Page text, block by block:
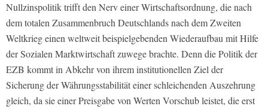
Nullzinspolitik trifft den Nerv einer Wirtschaftsordnung, die nach
dem totalen Zusammenbruch Deutschlands nach dem Zweiten
Weltkrieg einen weltweit beispielgebenden Wiederaufbau mit Hilfe
der Sozialen Marktwirtschaft zuwege brachte. Denn die Politik der
EZB kommt in Abkehr von ihrem institutionellen Ziel der
Sicherung der Währungsstabilität einer schleichenden Auszehrung
gleich, da sie einer Preisgabe von Werten Vorschub leistet, die erst